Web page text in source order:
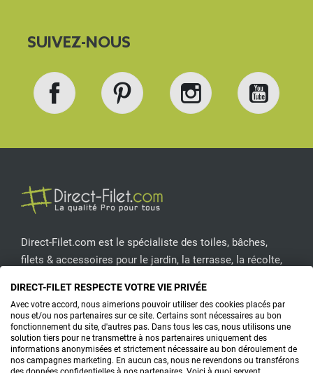
SUIVEZ-NOUS
Direct-Filet.com est le spécialiste des toiles, bâches,
filets & accessoires pour le jardin, la terrasse, la récolte,
CONTACTEZ-NOUS
PRODUITS
DIRECT-FILET RESPECTE VOTRE VIE PRIVÉE
Avec votre accord, nous aimerions pouvoir utiliser des cookies placés par
nous et/ou nos partenaires sur ce site. Certains sont nécessaires au bon
fonctionnement du site, d'autres pas. Dans tous les cas, nous utilisons une
solution tiers pour ne transmettre à nos partenaires uniquement des
informations anonymisées et strictement nécessaire au bon déroulement de
nos campagnes marketing. En aucun cas, nous ne revendons ou transférons